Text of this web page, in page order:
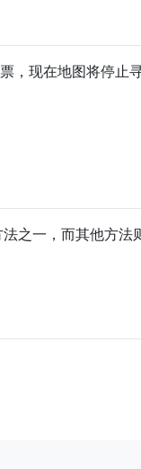
，现在地图将停止
之一，而其他方法